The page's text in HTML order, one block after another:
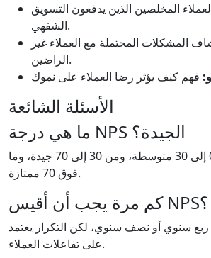
المخلصين الذين يدفعون التسويق
الشفهي.
المشكلات المحتملة مع العملاء غير
الراضين.
الأسئلة الشائعة
ما هي درجة NPS الجيدة؟
تعتبر الدرجة من 0 إلى 30 متوسطة، ومن 30 إلى 70 جيدة، وما
فوق 70 ممتازة.
كم مرة يجب أن أقيس NPS؟
سنوي أو نصف سنوي، لكن التكرار يعتمد
على تفاعلات العملاء.